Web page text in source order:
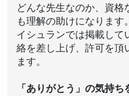
どんな先生なのか、資
も理解の助けになります。
イシュランでは掲載して
絡を差し上げ、許可を頂
ます。
「ありがとう」の気持ち